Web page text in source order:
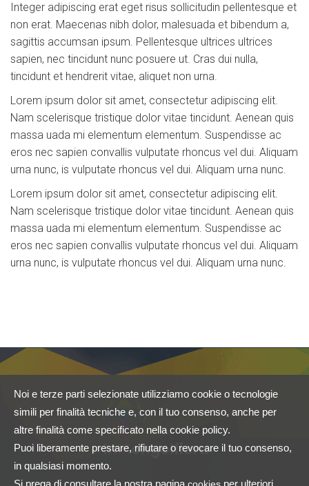
Integer adipiscing erat eget risus sollicitudin pellentesque et
non erat. Maecenas nibh dolor, malesuada et bibendum a,
sagittis accumsan ipsum. Pellentesque ultrices ultrices
sapien, nec tincidunt nunc posuere ut. Cras dui nulla,
tincidunt et hendrerit vitae, aliquet non urna.
Lorem ipsum dolor sit amet, consectetur adipiscing elit.
Nam scelerisque tristique dolor vitae tincidunt. Aenean quis
massa uada mi elementum elementum. Suspendisse ac
eros nec sapien convallis vulputate rhoncus vel dui. Aliquam
urna nunc, is vulputate rhoncus vel dui. Aliquam urna nunc.
Lorem ipsum dolor sit amet, consectetur adipiscing elit.
Nam scelerisque tristique dolor vitae tincidunt. Aenean quis
massa uada mi elementum elementum. Suspendisse ac
eros nec sapien convallis vulputate rhoncus vel dui. Aliquam
urna nunc, is vulputate rhoncus vel dui. Aliquam urna nunc.
Noi e terze parti selezionate utilizziamo cookie o tecnologie
simili per finalità tecniche e, con il tuo consenso, anche per
altre finalità come specificato nella cookie policy.
Puoi liberamente prestare, rifiutare o revocare il tuo consenso,
in qualsiasi momento.
Si prega di consultare la nostra pagina
per ulteriori